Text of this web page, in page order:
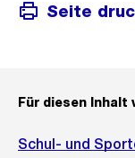
Seite
Für diesen
Schul- und